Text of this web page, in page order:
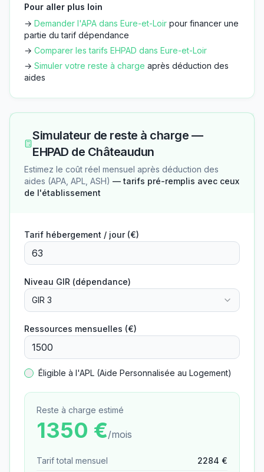
Pour aller plus loin
→ Demander l'APA dans Eure-et-Loir pour financer une
partie du tarif dépendance
→ Comparer les tarifs EHPAD dans Eure-et-Loir
→ Simuler votre reste à charge après déduction des
aides
Simulateur de reste à charge —
EHPAD de Châteaudun
Estimez le coût réel mensuel après déduction des
aides (APA, APL, ASH) — tarifs pré-remplis avec ceux
de l'établissement
Tarif hébergement / jour (€)
Niveau GIR (dépendance)
GIR 3
Ressources mensuelles (€)
Éligible à l'APL (Aide Personnalisée au Logement)
Reste à charge estimé
1350 €/mois
Tarif total mensuel 2284 €